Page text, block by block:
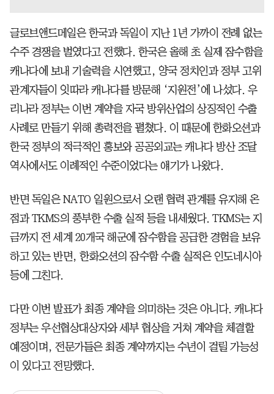
글로브앤드메일은 한국과 독일이 지난 1년 가까이 전례 없는
수주 경쟁을 벌였다고 전했다. 한국은 올해 초 실제 잠수함을
캐나다에 보내 기술력을 시연했고, 양국 정치인과 정부 고위
관계자들이 잇따라 캐나다를 방문해 ‘지원전’에 나섰다. 우
리나라 정부는 이번 계약을 자국 방위산업의 상징적인 수출
사례로 만들기 위해 총력전을 펼쳤다. 이 때문에 한화오션과
한국 정부의 적극적인 홍보와 공공외교는 캐나다 방산 조달
역사에서도 이례적인 수준이었다는 얘기가 나왔다.
반면 독일은 NATO 일원으로서 오랜 협력 관계를 유지해 온
점과 TKMS의 풍부한 수출 실적 등을 내세웠다. TKMS는 지
금까지 전 세계 20개국 해군에 잠수함을 공급한 경험을 보유
하고 있는 반면, 한화오션의 잠수함 수출 실적은 인도네시아
등에 그친다.
다만 이번 발표가 최종 계약을 의미하는 것은 아니다. 캐나다
정부는 우선협상대상자와 세부 협상을 거쳐 계약을 체결할
예정이며, 전문가들은 최종 계약까지는 수년이 걸릴 가능성
이 있다고 전망했다.